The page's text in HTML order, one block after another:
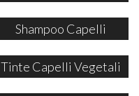
Shampoo Capelli
Tinte Capelli Vegetali